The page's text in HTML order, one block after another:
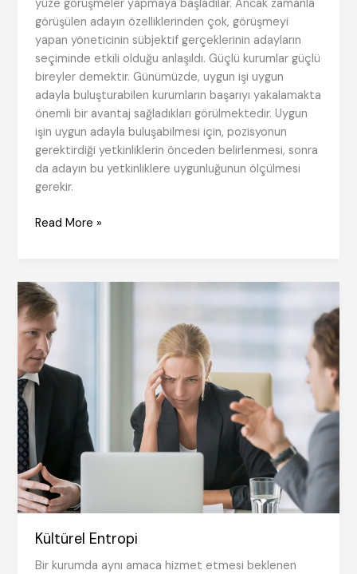
yüze görüşmeler yapmaya başladılar. Ancak zamanla
görüşülen adayın özelliklerinden çok, görüşmeyi
yapan yöneticinin sübjektif gerçeklerinin adayların
seçiminde etkili olduğu anlaşıldı. Güçlü kurumlar güçlü
bireyler demektir. Günümüzde, uygun işi uygun
adayla buluşturabilen kurumların başarıyı yakalamakta
önemli bir avantaj sağladıkları görülmektedir. Uygun
işin uygun adayla buluşabilmesi için, pozisyonun
gerektirdiği yetkinliklerin önceden belirlenmesi, sonra
da adayın bu yetkinliklere uygunluğunun ölçülmesi
gerekir.
Kurumlar
ve
geliştiren
İnsanlarla
varolur
Read More »
Kültürel Entropi
Bir kurumda aynı amaca hizmet etmesi beklenen